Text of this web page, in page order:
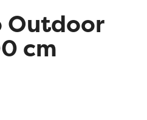
vloerkleden
Outdoor
cm